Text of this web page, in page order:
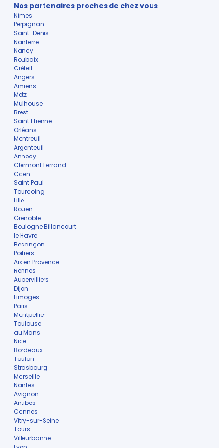
Nos partenaires proches de chez vous
Nîmes
Perpignan
Saint-Denis
Nanterre
Nancy
Roubaix
Créteil
Angers
Amiens
Metz
Mulhouse
Brest
Saint Etienne
Orléans
Montreuil
Argenteuil
Annecy
Clermont Ferrand
Caen
Saint Paul
Tourcoing
Lille
Rouen
Grenoble
Boulogne Billancourt
le Havre
Besançon
Poitiers
Aix en Provence
Rennes
Aubervilliers
Dijon
Limoges
Paris
Montpellier
Toulouse
au Mans
Nice
Bordeaux
Toulon
Strasbourg
Marseille
Nantes
Avignon
Antibes
Cannes
Vitry-sur-Seine
Tours
Villeurbanne